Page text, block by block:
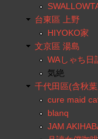
台東區 上野
HIYOKO家
文京區 湯島
WAしゃち日
気絶
千代田區(含秋
cure maid
blanq
JAM